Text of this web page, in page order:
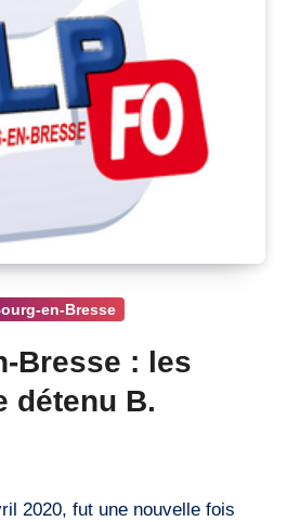
en-Bresse
Bresse : les
détenu B.